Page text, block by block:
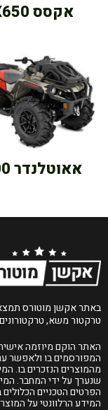
אקסס AX650
אאוטלנדר 1000
באתר אקשן מוטורס
טרקטור משא, טרקטורונים
האתר הוקם מיוזמה
המפורסמים בו ולאפשר
מהמוצרים הנזכרים בו.
שנערך על ידי המחבר.
הפרטים הטכניים
המידע הרלוונטי על